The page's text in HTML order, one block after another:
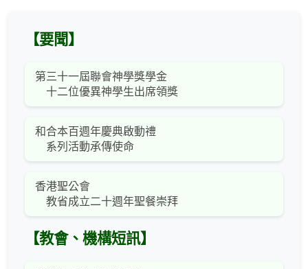
【要聞】
第三十一屆聯會神學獎學金
十二位優異神學生出席領獎
和合本百週年慶典啟動禮
系列活動承傳使命
香港聖公會
教省成立二十週年聖餐崇拜
【教會、機構短訊】